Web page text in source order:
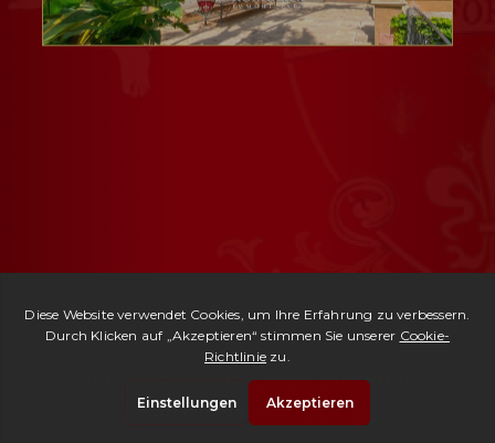
Villa Lusso Taormina
| Kaufpreis auf Anfrage